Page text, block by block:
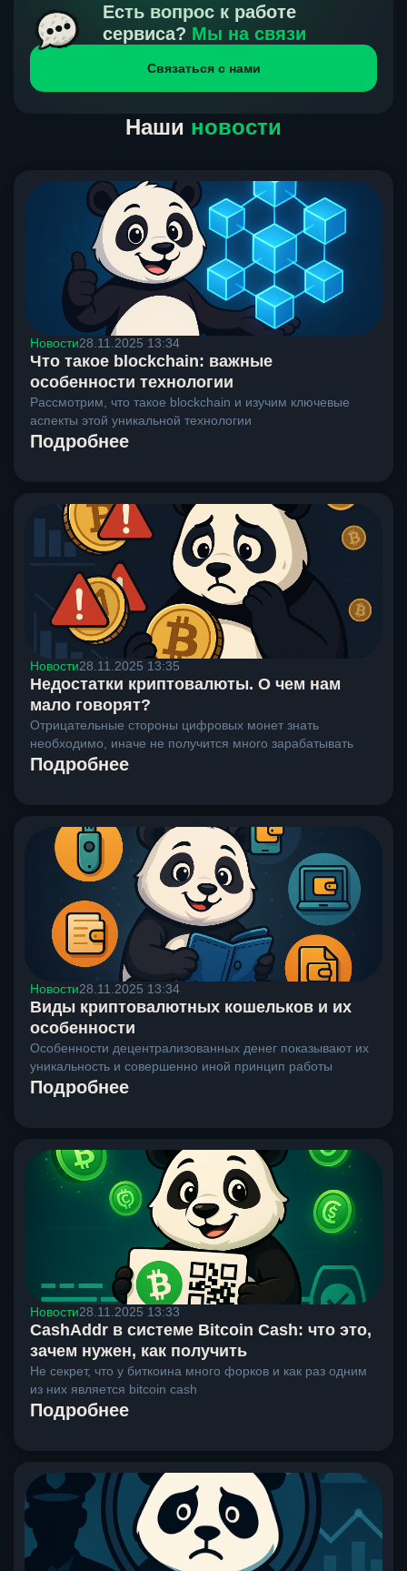
получения нами средств от тебя, а на другой части
направлений курс, указанный на сайте, является
окончательным. Если сомневаешься, напиши в онлайн-
чат на сайте, мы поможем разобраться.
Есть вопрос к работе
сервиса? Мы на связи
Связаться с нами
Наши новости
Новости28.11.2025 13:34
Что такое blockchain: важные
особенности технологии
Рассмотрим, что такое blockchain и изучим ключевые
аспекты этой уникальной технологии
Подробнее
Новости28.11.2025 13:35
Недостатки криптовалюты. О чем нам
мало говорят?
Отрицательные стороны цифровых монет знать
необходимо, иначе не получится много зарабатывать
Подробнее
Новости28.11.2025 13:34
Виды криптовалютных кошельков и их
особенности
Особенности децентрализованных денег показывают их
уникальность и совершенно иной принцип работы
Подробнее
Новости28.11.2025 13:33
CashAddr в системе Bitcoin Cash: что это,
зачем нужен, как получить
Не секрет, что у биткоина много форков и как раз одним
из них является bitcoin cash
Подробнее